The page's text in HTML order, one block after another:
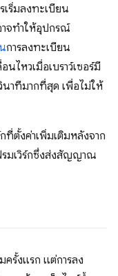
เริ่มลงทะเบียน
าจทําให้อุปกรณ์
การลงทะเบียน
ไหวเมื่อเบราว์เซอร์มี
นาทีมากที่สุด เพื่อไม่ให้
ที่ตั้งค่าเพิ่มเติมหลังจาก
รมเวิร์กซึ่งส่งสัญญาณ
ครั้งแรก แต่การลง